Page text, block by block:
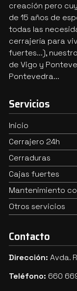
creación pero
de 15 años de
todas las
cerrajería para
fuertes...),
de Vigo y
Pontevedra...
Servicios
Inicio
Cerrajero 24h
Cerraduras
Cajas fuertes
Mantenimiento
Otros servicios
Contacto
Dirección: Avda.
Teléfono: 660